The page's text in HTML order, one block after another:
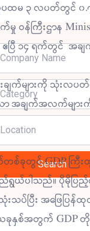
Search
ပထမ ၃ လပတ်တွင် ၀.
ကြီးဌာန
ဧပြီ ၁၄ ရက်တွင် အ
းချက်များကို သုံး
ာ အချက်အလက်များ
ခုတွင် GDP ကြီးထွ
ည်ရွယ်ပါသည်။ ပိုမိုပြ
သပ်ပြီး အဖြေပြန်
နှစ်အတွက် GDP တို